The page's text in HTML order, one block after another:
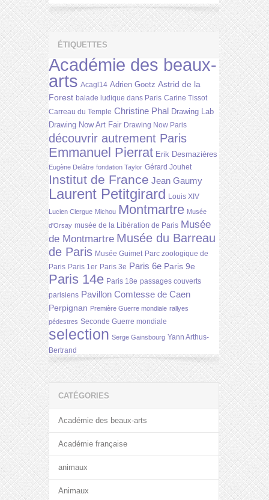
ÉTIQUETTES
Académie des beaux-
arts Acagl14 Adrien Goetz Astrid de la
Forest balade ludique dans Paris Carine Tissot
Carreau du Temple Christine Phal Drawing Lab
Drawing Now Art Fair Drawing Now Paris
découvrir autrement Paris
Emmanuel Pierrat Erik Desmazières
Eugène Delâtre fondation Taylor Gérard Jouhet
Institut de France Jean Gaumy
Laurent Petitgirard Louis XIV
Lucien Clergue Michou Montmartre Musée
d'Orsay musée de la Libération de Paris Musée
de Montmartre Musée du Barreau
de Paris Musée Guimet Parc zoologique de
Paris Paris 1er Paris 3e Paris 6e Paris 9e
Paris 14e Paris 18e passages couverts
parisiens Pavillon Comtesse de Caen
Perpignan Première Guerre mondiale rallyes
pédestres Seconde Guerre mondiale
selection Serge Gainsbourg Yann Arthus-
Bertrand
CATÉGORIES
Académie des beaux-arts
Académie française
animaux
Animaux